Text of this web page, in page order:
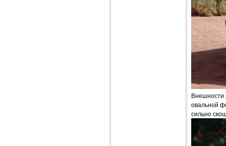
Внешности
овальной
сильно